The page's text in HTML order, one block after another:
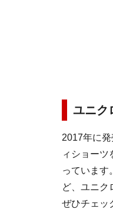
ユニク
2017年に
ィショー
っています
ど、ユニク
ぜひチェッ